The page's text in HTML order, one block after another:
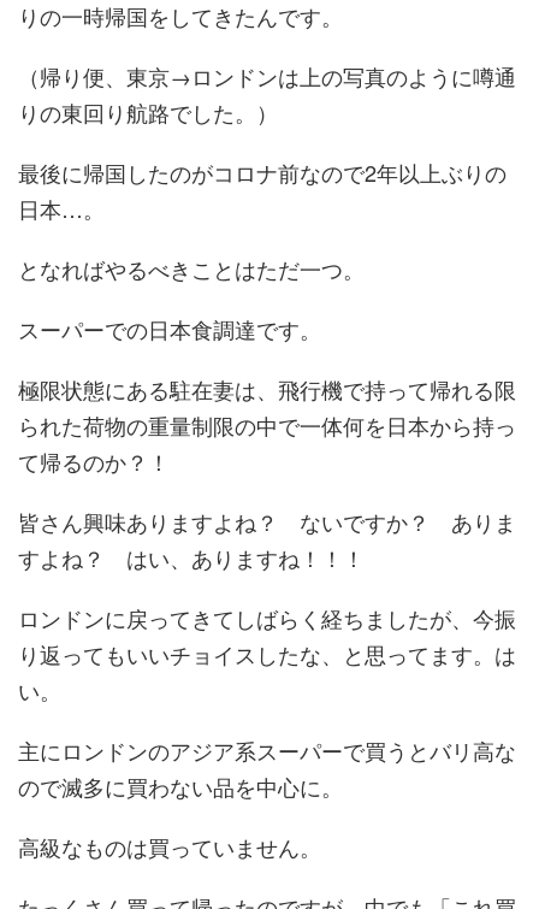
りの一時帰国をしてきたんです。
（帰り便、東京→ロンドンは上の写真のように噂通
りの東回り航路でした。）
最後に帰国したのがコロナ前なので2年以上ぶりの
日本…。
となればやるべきことはただ一つ。
スーパーでの日本食調達です。
極限状態にある駐在妻は、飛行機で持って帰れる限
られた荷物の重量制限の中で一体何を日本から持っ
て帰るのか？！
皆さん興味ありますよね？ ないですか？ ありま
すよね？ はい、ありますね！！！
ロンドンに戻ってきてしばらく経ちましたが、今振
り返ってもいいチョイスしたな、と思ってます。は
い。
主にロンドンのアジア系スーパーで買うとバリ高な
ので滅多に買わない品を中心に。
高級なものは買っていません。